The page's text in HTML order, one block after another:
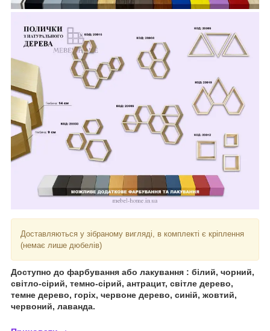
Доставляються у зібраному вигляді, в комплекті є кріплення
(немає лише дюбелів)
Доступно до фарбування або лакування : білий, чорний,
світло-сірий, темно-сірий, антрацит, світле дерево,
темне дерево, горіх, червоне дерево, синій, жовтий,
червоний, лаванда.